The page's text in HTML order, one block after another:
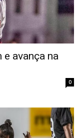
avança na
0